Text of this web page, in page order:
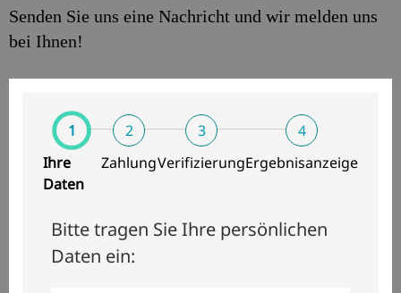
Senden Sie uns eine Nachricht und wir melden uns
bei Ihnen!